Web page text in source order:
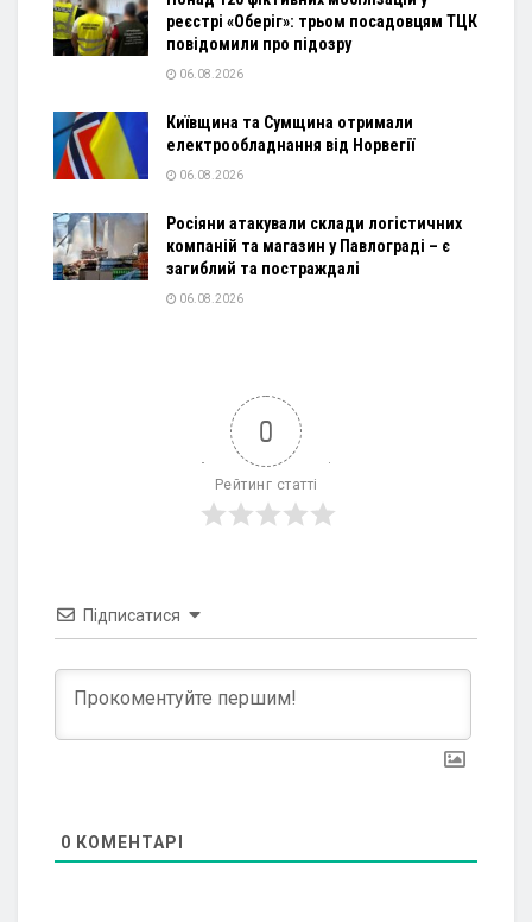
реєстрі «Оберіг»: трьом посадовцям ТЦК
повідомили про підозру
06.08.2026
Київщина та Сумщина отримали
електрообладнання від Норвегії
06.08.2026
Росіяни атакували склади логістичних
компаній та магазин у Павлограді – є
загиблий та постраждалі
06.08.2026
0
Рейтинг статті
Підписатися
0 КОМЕНТАРІ